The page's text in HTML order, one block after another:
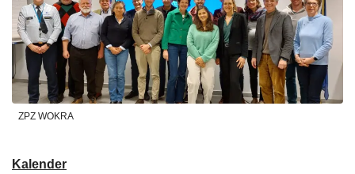
ZPZ WOKRA
Kalender